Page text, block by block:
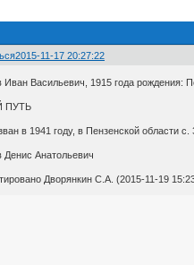
2015-11-17 20:27:22
Иван Васильевич, 1915 года рождения:
ПУТЬ
в 1941 году, в Пензенской области
Денис Анатольевич
Дворянкин С.А. (2015-11-19